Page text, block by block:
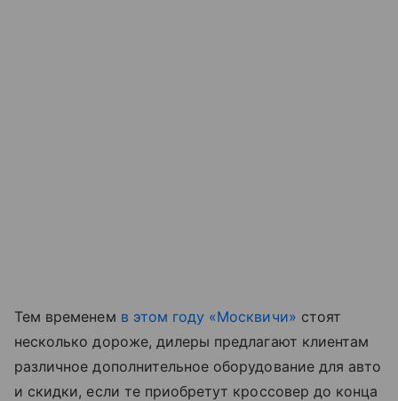
Тем временем в этом году «Москвичи» стоят
несколько дороже, дилеры предлагают клиентам
различное дополнительное оборудование для авто
и скидки, если те приобретут кроссовер до конца